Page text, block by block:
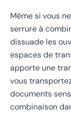
Même si vous
serrure à
dissuade les
espaces de
apporte une
vous
documents
combinaison